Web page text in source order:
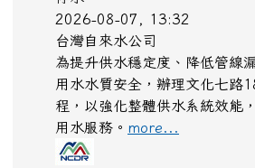
2026-08-07, 13:32
台灣自來水公司
為提升供水穩定度、降低管線
用水水質安全，辦理文化七路
程，以強化整體供水系統效能
用水服務。 more...